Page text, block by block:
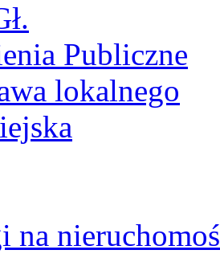
Publiczne
lokalnego
na